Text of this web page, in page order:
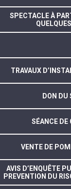
SPECTACLE À
TRAVAUX
DON DU
SÉANCE
VENTE DE
AVIS D’ENQUÊTE
PREVENTION DU